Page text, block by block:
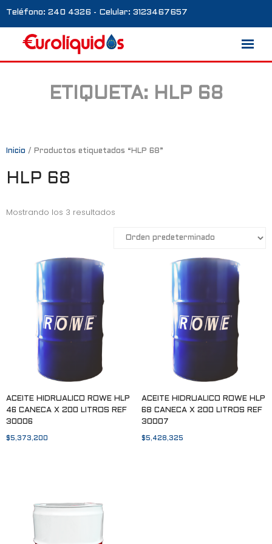
Teléfono: 240 4326 - Celular: 3123467657
Marcas
Blog
Galería
ETIQUETA: HLP 68
Inicio / Productos etiquetados “HLP 68”
HLP 68
Mostrando los 3 resultados
ACEITE HIDRUALICO ROWE HLP
46 CANECA X 200 LITROS REF
30006
$5,373,200
ACEITE HIDRUALICO ROWE HLP
68 CANECA X 200 LITROS REF
30007
$5,428,325